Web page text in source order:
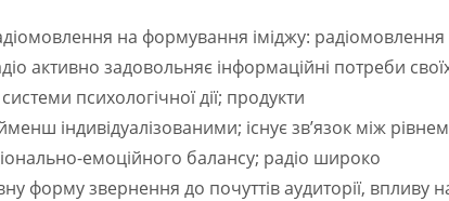
на формування іміджу: радіомовлення
активно задовольняє інформаційні потреби
психологічної дії; продукти
індивідуалізованими; існує зв’язок між рівнем
емоційного балансу; радіо широко
форму звернення до почуттів аудиторії, впливу